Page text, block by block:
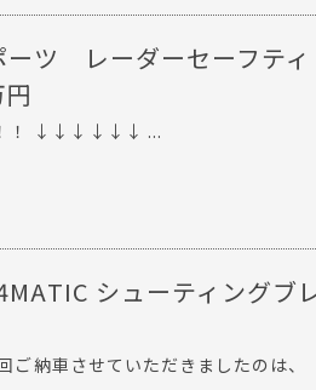
ツ レーダーセーフティ
い！！ ↓↓↓↓↓↓ ...
シューティングブ
納車させていただきましたのは、